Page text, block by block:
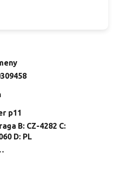
p11
B: CZ-4282 C:
D: PL